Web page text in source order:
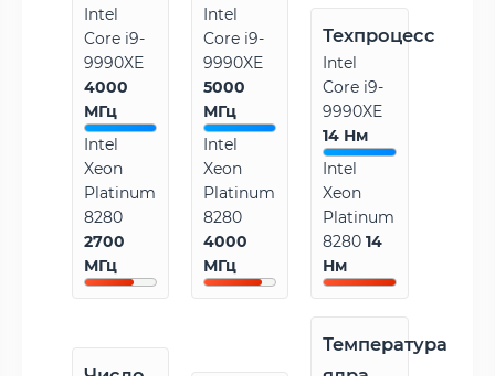
Intel
Core i9-
9990XE
4000
МГц
Intel
Xeon
Platinum
8280
2700
МГц
Intel
Core i9-
9990XE
5000
МГц
Intel
Xeon
Platinum
8280
4000
МГц
Техпроцесс
Intel
Core i9-
9990XE
14 Нм
Intel
Xeon
Platinum
828014
Нм
Температура